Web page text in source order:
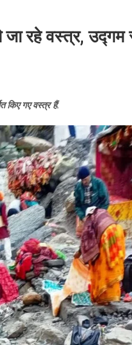
जा रहे वस्त्र,
किए गए वस्त्र हैं.